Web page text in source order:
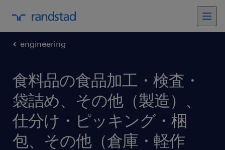
engineering
食料品の食品加工・検査・
袋詰め、その他（製造）、
仕分け・ピッキング・梱
包、その他（倉庫・軽作